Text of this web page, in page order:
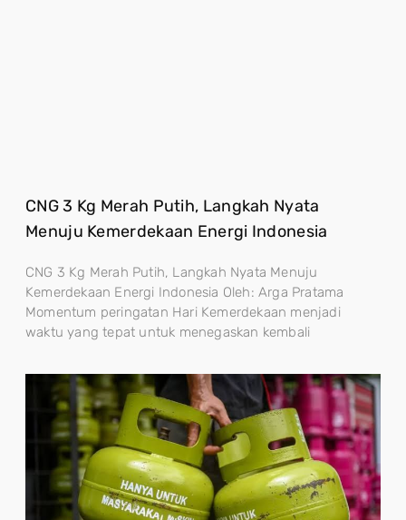
CNG 3 Kg Merah Putih, Langkah Nyata
Menuju Kemerdekaan Energi Indonesia
CNG 3 Kg Merah Putih, Langkah Nyata Menuju
Kemerdekaan Energi Indonesia Oleh: Arga Pratama
Momentum peringatan Hari Kemerdekaan menjadi
waktu yang tepat untuk menegaskan kembali